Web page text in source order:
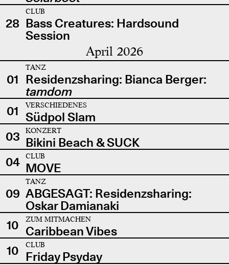
28
CLUB
Bass Creatures: Hardsound
Session
April 2026
01
TANZ
Residenzsharing: Bianca Berger:
tamdom
01
VERSCHIEDENES
Südpol Slam
03
KONZERT
Bikini Beach & SUCK
04
CLUB
MOVE
09
TANZ
ABGESAGT: Residenzsharing:
Oskar Damianaki
10
ZUM MITMACHEN
Caribbean Vibes
10
CLUB
Friday Psyday